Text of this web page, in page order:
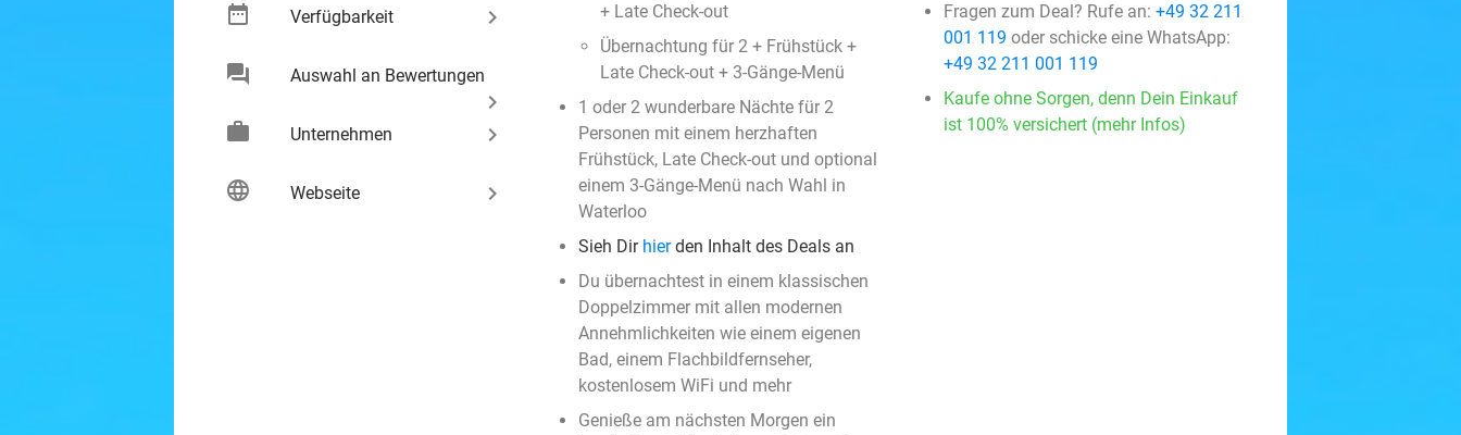
date_range Verfügbarkeit keyboard_arrow_right
chat Auswahl an Bewertungen
keyboard_arrow_right
work
Unternehmen keyboard_arrow_right
language Webseite keyboard_arrow_right
+ Late Check-out
Übernachtung für 2 + Frühstück +
Late Check-out + 3-Gänge-Menü
1 oder 2 wunderbare Nächte für 2
Personen mit einem herzhaften
Frühstück, Late Check-out und optional
einem 3-Gänge-Menü nach Wahl in
Waterloo
Sieh Dir hierden Inhalt des Deals an
Du übernachtest in einem klassischen
Doppelzimmer mit allen modernen
Annehmlichkeiten wie einem eigenen
Bad, einem Flachbildfernseher,
kostenlosem WiFi und mehr
Genieße am nächsten Morgen ein
Fragen zum Deal? Rufe an: +49 32 211
001 119 oder schicke eine WhatsApp:
+49 32 211 001 119
Kaufe ohne Sorgen, denn Dein Einkauf
ist 100% versichert (mehr Infos)